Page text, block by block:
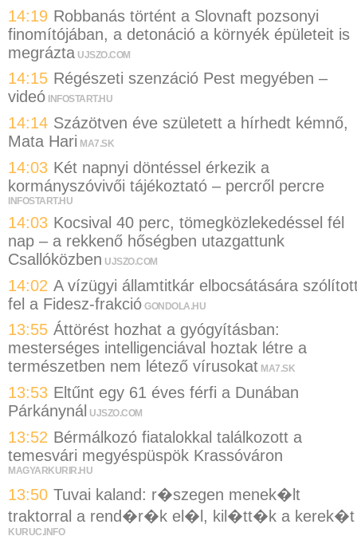
14:19 Robbanás történt a Slovnaft pozsonyi
finomítójában, a detonáció a környék épületeit is
megrázta UJSZO.COM
14:15 Régészeti szenzáció Pest megyében –
videó INFOSTART.HU
14:14 Százötven éve született a hírhedt kémnő,
Mata Hari MA7.SK
14:03 Két napnyi döntéssel érkezik a
kormányszóvivői tájékoztató – percről percre
INFOSTART.HU
14:03 Kocsival 40 perc, tömegközlekedéssel fél
nap – a rekkenő hőségben utazgattunk
Csallóközben UJSZO.COM
14:02 A vízügyi államtitkár elbocsátására
fel a Fidesz-frakció GONDOLA.HU
13:55 Áttörést hozhat a gyógyításban:
mesterséges intelligenciával hoztak létre a
természetben nem létező vírusokat MA7.SK
13:53 Eltűnt egy 61 éves férfi a Dunában
Párkánynál UJSZO.COM
13:52 Bérmálkozó fiatalokkal találkozott a
temesvári megyéspüspök Krassóváron
MAGYARKURIR.HU
13:50 Tuvai kaland: r�szegen menek�lt
traktorral a rend�r�k el�l, kil�tt�k a kerek�t
KURUC.INFO